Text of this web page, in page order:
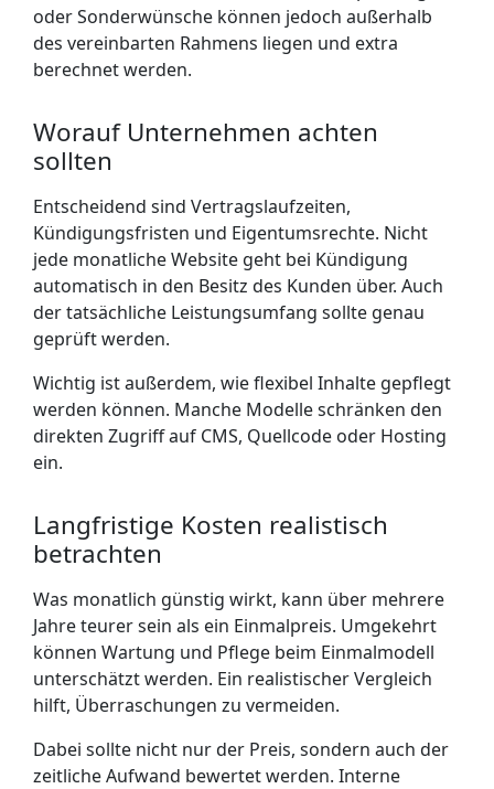
oder Sonderwünsche können jedoch außerhalb
des vereinbarten Rahmens liegen und extra
berechnet werden.
Worauf Unternehmen achten
sollten
Entscheidend sind Vertragslaufzeiten,
Kündigungsfristen und Eigentumsrechte. Nicht
jede monatliche Website geht bei Kündigung
automatisch in den Besitz des Kunden über. Auch
der tatsächliche Leistungsumfang sollte genau
geprüft werden.
Wichtig ist außerdem, wie flexibel Inhalte gepflegt
werden können. Manche Modelle schränken den
direkten Zugriff auf CMS, Quellcode oder Hosting
ein.
Langfristige Kosten realistisch
betrachten
Was monatlich günstig wirkt, kann über mehrere
Jahre teurer sein als ein Einmalpreis. Umgekehrt
können Wartung und Pflege beim Einmalmodell
unterschätzt werden. Ein realistischer Vergleich
hilft, Überraschungen zu vermeiden.
Dabei sollte nicht nur der Preis, sondern auch der
zeitliche Aufwand bewertet werden. Interne